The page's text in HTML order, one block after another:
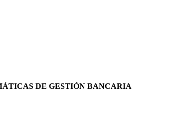
DE GESTIÓN BANCARIA